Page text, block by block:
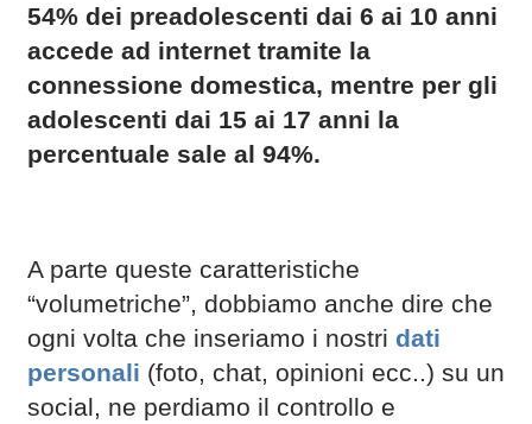
54% dei preadolescenti dai 6 ai 10 anni
accede ad internet tramite la
connessione domestica, mentre per gli
adolescenti dai 15 ai 17 anni la
percentuale sale al 94%.
A parte queste caratteristiche
“volumetriche”, dobbiamo anche dire che
ogni volta che inseriamo i nostri dati
personali (foto, chat, opinioni ecc..) su un
social, ne perdiamo il controllo e